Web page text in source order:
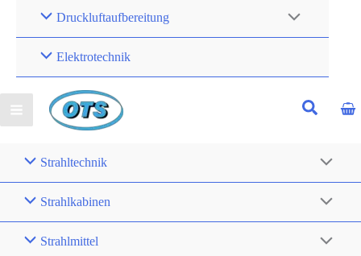
Druckluftaufbereitung
Elektrotechnik
Strahltechnik
Strahlkabinen
Strahlmittel